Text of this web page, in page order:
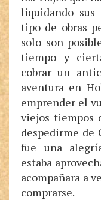
liquidando sus
tipo de obras
solo son
tiempo y
cobrar un
aventura en
emprender el
viejos tiempos
despedirme de
fue una
estaba
acompañara a
comprarse.